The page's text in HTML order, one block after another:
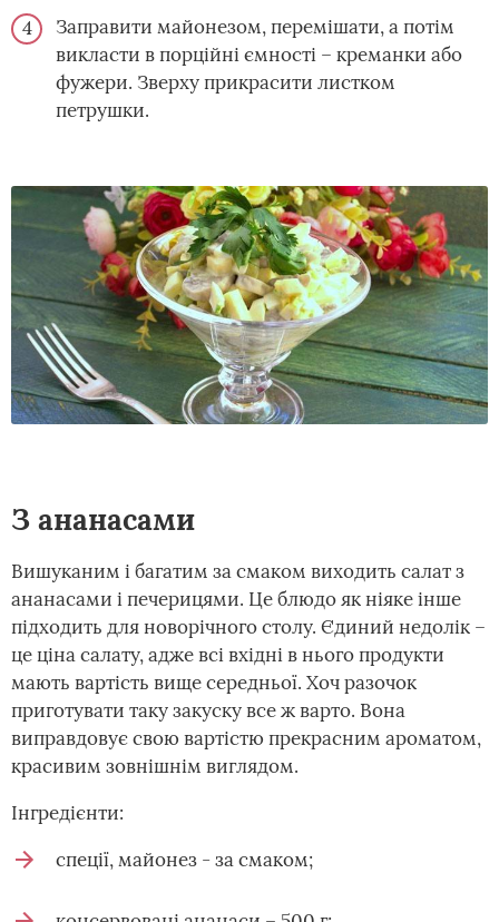
Заправити майонезом, перемішати, а потім
викласти в порційні ємності – креманки або
фужери. Зверху прикрасити листком
петрушки.
З ананасами
Вишуканим і багатим за смаком виходить салат з
ананасами і печерицями. Це блюдо як ніяке інше
підходить для новорічного столу. Єдиний недолік –
це ціна салату, адже всі вхідні в нього продукти
мають вартість вище середньої. Хоч разочок
приготувати таку закуску все ж варто. Вона
виправдовує свою вартістю прекрасним ароматом,
красивим зовнішнім виглядом.
Інгредієнти:
спеції, майонез - за смаком;